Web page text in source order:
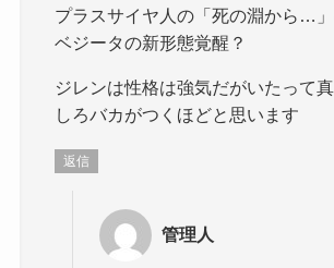
プラスサイヤ人の「死の淵から…
ベジータの新形態覚醒？
ジレンは性格は強気だがいたって
しろバカがつくほどと思います
返信
管理人